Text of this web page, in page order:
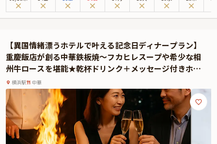
席では、シェフの手捌きを間近にお楽しみいただけます。
ートを特典としてご用意しております。ご希望のメッセージを承りますので、
普段はなかなか伝えられない、感謝やお祝いの気持ちをさりげなく伝えてみて
はいかがでしょうか。特別な日にふさわしい、至福の美食時間を「鉄板焼き
浜」が心を込めてお届けいたします。
【異国情緒漂うホテルで叶える記念日ディナープラン】
重慶飯店が創る中華鉄板焼〜フカヒレスープや希少な相
州牛ロースを堪能★乾杯ドリンク＋メッセージ付きホー
ルケーキ★元町・中華街駅徒歩1分 / ローズホテル横浜
横浜駅 中華